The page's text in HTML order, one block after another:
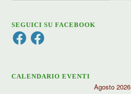
SEGUICI SU FACEBOOK
FacebookFacebook
CALENDARIO EVENTI
Agosto 2026